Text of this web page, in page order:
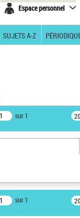
Espace personnel
SUJETS A-Z
sur 1
sur 1